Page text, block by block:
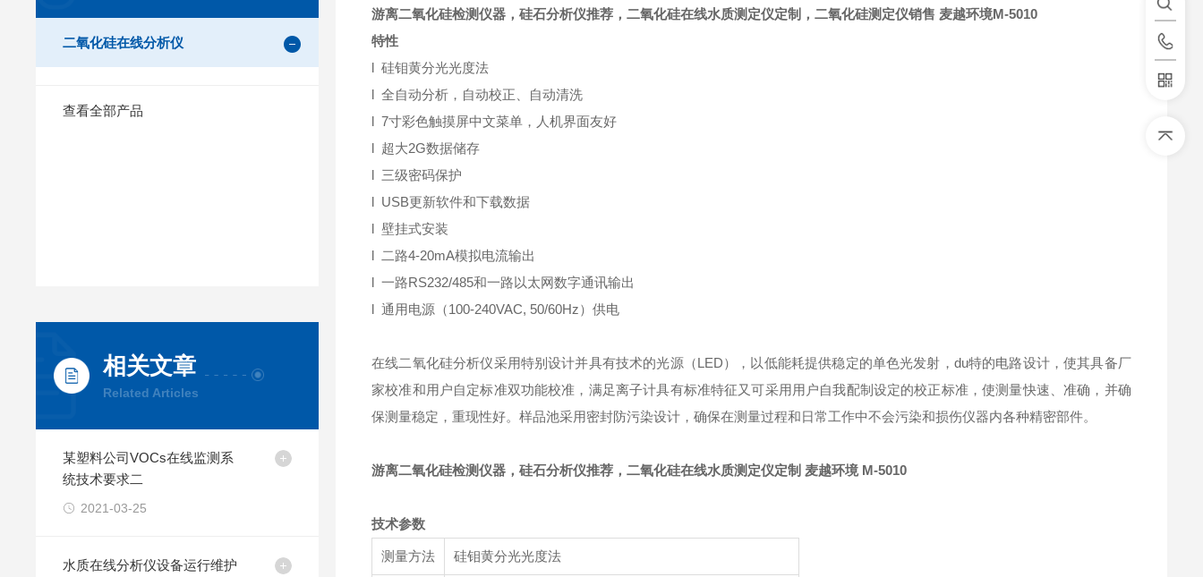
二氧化硅在线分析仪
查看全部产品
相关文章
Related Articles
某塑料公司VOCs在线监测系
统技术要求二
2021-03-25
水质在线分析仪设备运行维护
游离二氧化硅检测仪器，硅石分析仪推荐 ，二氧化硅在线水质测定仪定制 ，二氧化硅测定仪销售 麦越环境M-5010
特性
l 硅钼黄分光光度法
l 全自动分析，自动校正、自动清洗
l 7寸彩色触摸屏中文菜单，人机界面友好
l 超大2G数据储存
l 三级密码保护
l USB更新软件和下载数据
l 壁挂式安装
l 二路4-20mA模拟电流输出
l 一路RS232/485和一路以太网数字通讯输出
l 通用电源（100-240VAC, 50/60Hz）供电
在线二氧化硅分析仪采用特别设计并具有技术的光源（LED），以低能耗提供稳定的单色光发射，du特的电路设计，使其具备厂
家校准和用户自定标准双功能校准，满足离子计具有标准特征又可采用用户自我配制设定的校正标准，使测量快速、准确，并确
保测量稳定，重现性好。样品池采用密封防污染设计，确保在测量过程和日常工作中不会污染和损伤仪器内各种精密部件。
游离二氧化硅检测仪器，硅石分析仪推荐 ，二氧化硅在线水质测定仪定制 麦越环境 M-5010
技术参数
测量方法 硅钼黄分光光度法